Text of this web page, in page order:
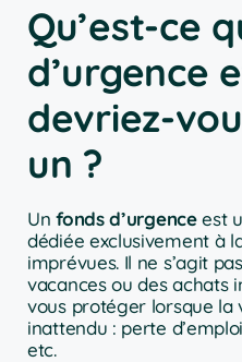
Qu’est-ce
d’urgence
devriez-
un ?
Unfonds d’urgenceest
dédiée exclusivement à
imprévues. Il ne s’agit
vacances ou des achats
vous protéger lorsque la
inattendu : perte
etc.